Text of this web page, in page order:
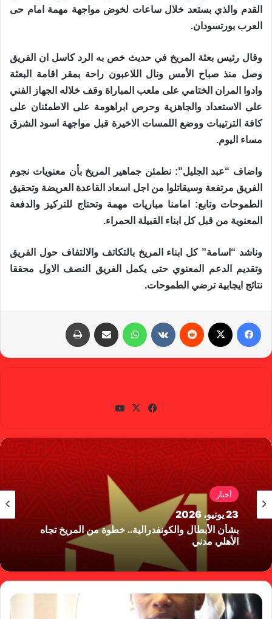
القدم والذي بستعد خلال ساعات لخوض مواجهة مهمة امام حى
العرب بورتسودان.
وقال رئيس بعثة المريخ في حديث خص به الرد كاسل ان الفريق
وصل منذ صباح الأمس ونال اللاعبون راحة بمقر اقامة البعثة
وادوا المران الختامي على ملعب المباراة وقف خلاله الجهاز الفني
على الاستعداد والجاهزية وحرص ابراهومة على الاطمئنان على
كافة الترتيبات ووضع اللمسات الاخيرة قبل مواجهة اسود الشرق
مساء اليوم.
واضاف “عبد الجليل”: نطمئن جماهير المريخ بأن معنويات نجوم
الفريق مرتفعة وسيقاتلوا من اجل اسعاد القاعدة العريضة وتحقيق
الطموحات وتابع: امامنا مباريات مهمة وتحتاج للتركيز والدفعة
المعنوية من قبل كل ابناء القبيلة الحمراء.
وناشد “اسامة” كل ابناء المريخ بالتكاتف والالتفاف حول الفريق
وتقديم الدعم المعنوي حتى يكمل الفريق النصف الاول محققا
نتائج ايجابية ترضي الطموحات.
واتساب
في
وك
X
أخبار
23 يونيو، 2026
بشأن الأبطال والكونفدرالية.. خطوة من المريخ تجاه
الأهلي مدني